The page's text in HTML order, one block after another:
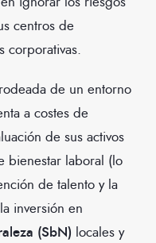
centros de
corporativas.
de un entorno
a costes de
de sus activos
bienestar laboral (lo
de talento y la
inversión en
(SbN) locales y